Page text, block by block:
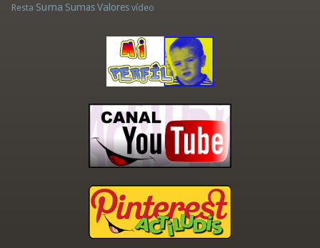
Resta Suma Sumas Valores vídeo